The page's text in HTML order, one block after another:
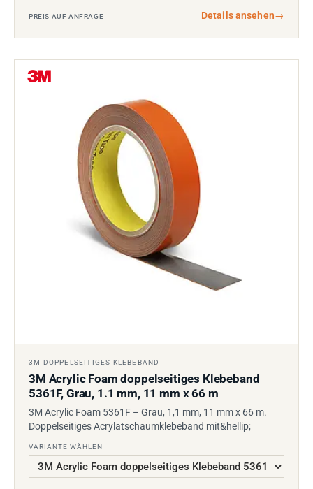
PREIS AUF ANFRAGE Details ansehen→
3M DOPPELSEITIGES KLEBEBAND
3M Acrylic Foam doppelseitiges Klebeband
5361F, Grau, 1.1 mm, 11 mm x 66 m
3M Acrylic Foam 5361F – Grau, 1,1 mm, 11 mm x 66 m.
Doppelseitiges Acrylatschaumklebeband mit&hellip;
VARIANTE WÄHLEN